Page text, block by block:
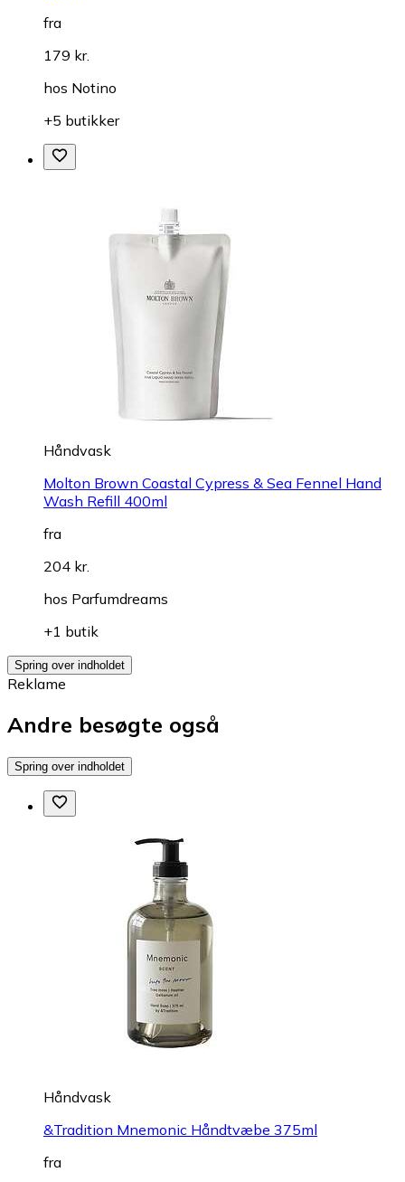
fra
179 kr.
hos Notino
+5 butikker
Håndvask
Molton Brown Coastal Cypress & Sea Fennel Hand
Wash Refill 400ml
fra
204 kr.
hos Parfumdreams
+1 butik
Spring over indholdet
Reklame
Andre besøgte også
Spring over indholdet
Håndvask
&Tradition Mnemonic Håndtvæbe 375ml
fra